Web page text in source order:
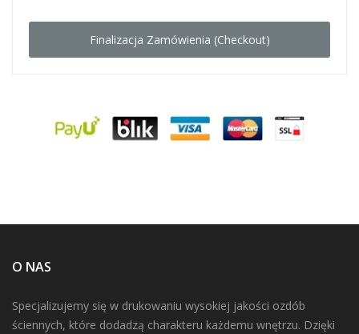
Finalizacja Zamówienia (checkout)
O NAS
Specjalizujemy się w drukowaniu wysokiej jakości ozdób
ściennych, które dodadzą charakteru każdemu wnętrzu. Dzięki